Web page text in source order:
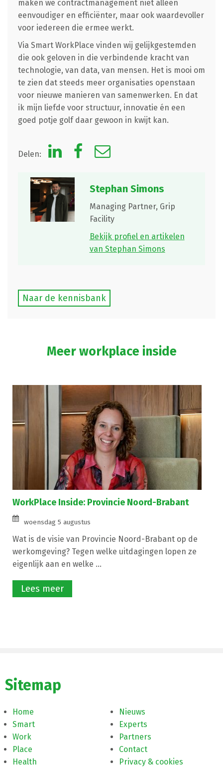
maken we contractmanagement niet alleen
eenvoudiger en efficiënter, maar ook waardevoller
voor iedereen die ermee werkt.
Via Smart WorkPlace vinden wij gelijkgestemden
die ook geloven in die verbindende kracht van
technologie, van data, van mensen. Het is mooi om
te zien dat steeds meer organisaties openstaan
voor nieuwe manieren van samenwerken. En dat
ik mijn liefde voor structuur, innovatie én een
goed potje golf daar gewoon in kwijt kan.
Delen:
Stephan Simons
Managing Partner, Grip
Facility
Bekijk profiel en artikelen
van Stephan Simons
Naar de kennisbank
Meer workplace inside
WorkPlace Inside: Provincie Noord-Brabant
woensdag 5 augustus
Wat is de visie van Provincie Noord-Brabant op de
werkomgeving? Tegen welke uitdagingen lopen ze
eigenlijk aan en welke ...
Lees meer
Sitemap
Home
Smart
Work
Place
Health
Nieuws
Experts
Partners
Contact
Privacy & cookies